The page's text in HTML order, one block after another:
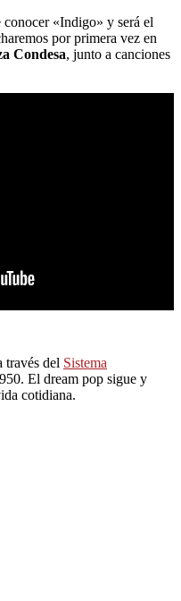
«Indigo» y será el
por primera vez en
Condesa, junto a canciones
través del Sistema
El dream pop sigue y
cotidiana.